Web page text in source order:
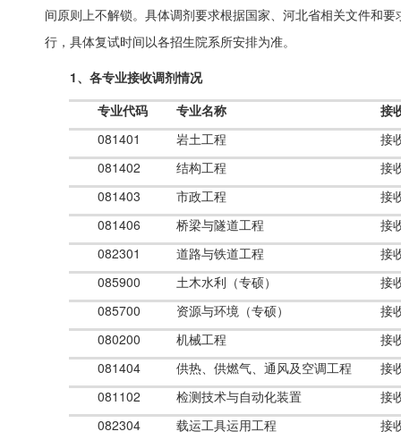
间原则上不解锁。具体调剂要求根据国家、河北省相关文件和
行，具体复试时间以各招生院系所安排为准。
1、各专业接收调剂情况
专业代码
专业名称
接
081401
岩土工程
接
081402
结构工程
接
081403
市政工程
接
081406
桥梁与隧道工程
接
082301
道路与铁道工程
接
085900
土木水利（专硕）
接
085700
资源与环境（专硕）
接
080200
机械工程
接
081404
供热、供燃气、通风及空调工程
接
081102
检测技术与自动化装置
接
082304
载运工具运用工程
接